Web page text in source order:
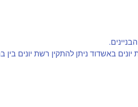
באשדוד ניתן להתקין רשת יונים בין